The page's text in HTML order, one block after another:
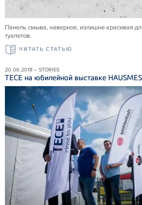
Панель смыва, наверное, излишне красивая
туалетов.
ЧИТАТЬ СТАТЬЮ
20.06.2018 – STORIES
ТЕСЕ на юбилейной выставке